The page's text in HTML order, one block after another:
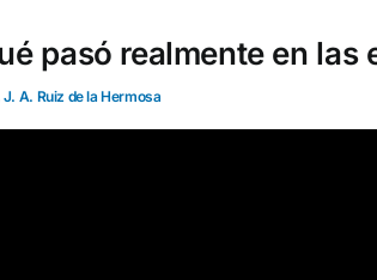
pasó realmente en
A. Ruiz de la Hermosa